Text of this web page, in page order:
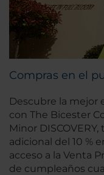
Compras en el
Descubre la mejor
con The Bicester
Minor
adicional del 10 %
acceso a la Venta
de cumpleaños